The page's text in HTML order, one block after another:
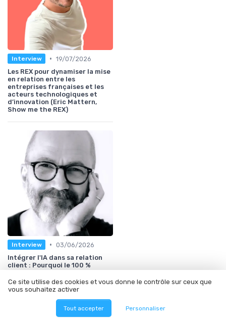
Interview • 19/07/2026
Les REX pour dynamiser la mise
en relation entre les
entreprises françaises et les
acteurs technologiques et
d’innovation (Eric Mattern,
Show me the REX)
Interview • 03/06/2026
Intégrer l'IA dans sa relation
client : Pourquoi le 100 %
automatisation est une erreur
(Francois Julia, SNCF)
Ce site utilise des cookies et vous donne le contrôle sur ceux que
vous souhaitez activer
Tout accepter Personnaliser